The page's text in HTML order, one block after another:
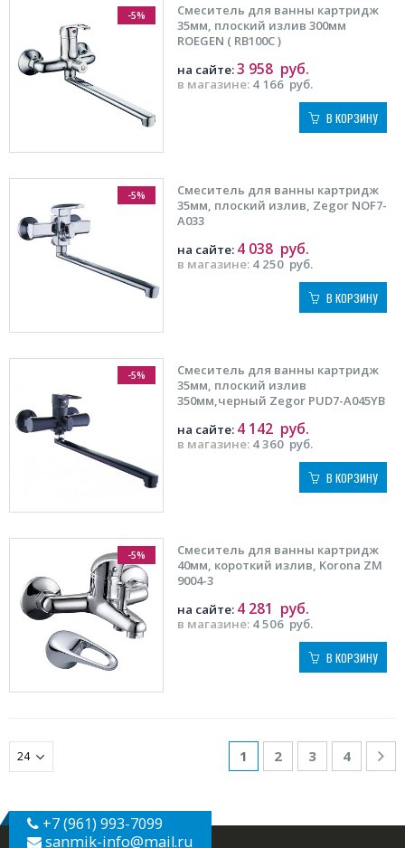
-5%
Смеситель для ванны картридж
35мм, плоский излив 300мм
ROEGEN ( RB100C )
в магазине: 4 166 руб.
на сайте:3 958 руб.
В КОРЗИНУ
-5%
Смеситель для ванны картридж
35мм, плоский излив, Zegor NOF7-
A033
в магазине: 4 250 руб.
на сайте: 4 038 руб.
В КОРЗИНУ
-5%
Смеситель для ванны картридж
35мм, плоский излив
350мм,черный Zegor PUD7-A045YВ
в магазине: 4 360 руб.
на сайте: 4 142 руб.
В КОРЗИНУ
-5%
Смеситель для ванны картридж
40мм, короткий излив, Korona ZM
9004-3
в магазине: 4 506 руб.
на сайте: 4 281 руб.
В КОРЗИНУ
1 2 3 4
+7 (961) 993-7099
sanmik-info@mail.ru